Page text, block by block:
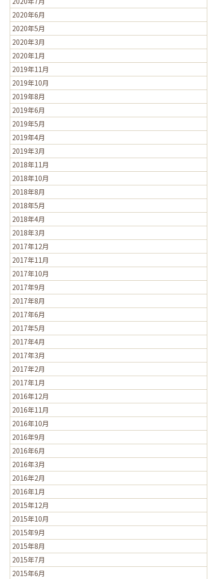
2020年6月
2020年5月
2020年3月
2020年1月
2019年11月
2019年10月
2019年8月
2019年6月
2019年5月
2019年4月
2019年3月
2018年11月
2018年10月
2018年8月
2018年5月
2018年4月
2018年3月
2017年12月
2017年11月
2017年10月
2017年9月
2017年8月
2017年6月
2017年5月
2017年4月
2017年3月
2017年2月
2017年1月
2016年12月
2016年11月
2016年10月
2016年9月
2016年6月
2016年3月
2016年2月
2016年1月
2015年12月
2015年10月
2015年9月
2015年8月
2015年7月
2015年6月